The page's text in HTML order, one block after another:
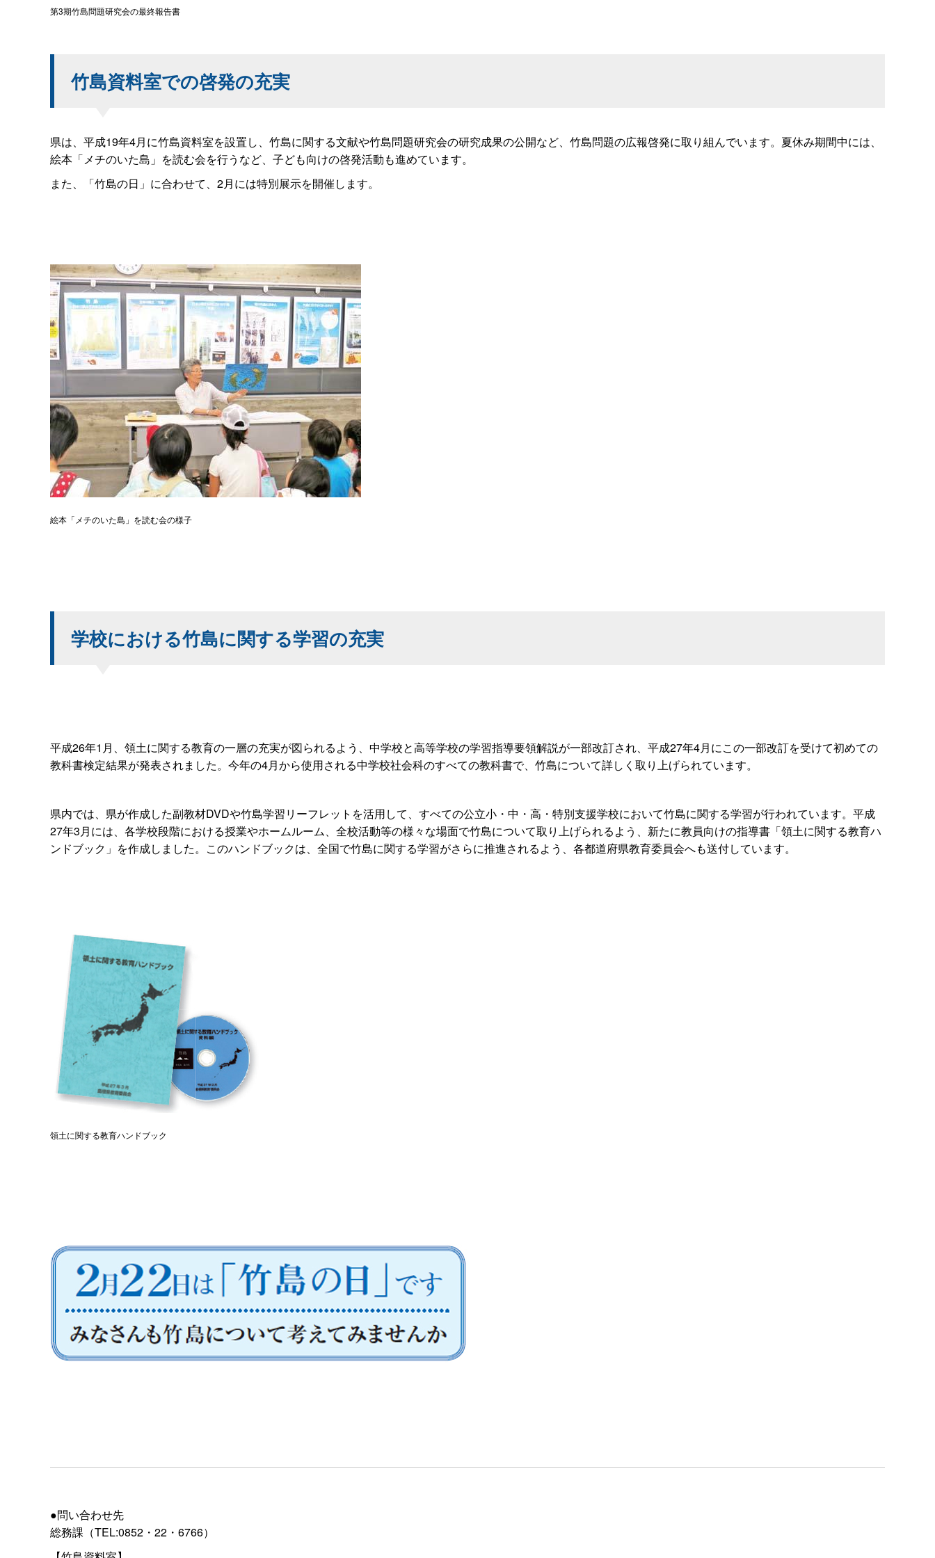
第3期竹島問題研究会の最終報告書
竹島資料室での啓発の充実
県は、平成19年4月に竹島資料室を設置し、竹島に関する文献や竹島問題研究会の研究成果の公開など、竹島問題の広報啓発に取り組んでいます。夏休み期間中には、
絵本「メチのいた島」を読む会を行うなど、子ども向けの啓発活動も進めています。
また、「竹島の日」に合わせて、2月には特別展示を開催します。
絵本「メチのいた島」を読む会の様子
学校における竹島に関する学習の充実
平成26年1月、領土に関する教育の一層の充実が図られるよう、中学校と高等学校の学習指導要領解説が一部改訂され、平成27年4月にこの一部改訂を受けて初めての
教科書検定結果が発表されました。今年の4月から使用される中学校社会科のすべての教科書で、竹島について詳しく取り上げられています。
県内では、県が作成した副教材DVDや竹島学習リーフレットを活用して、すべての公立小・中・高・特別支援学校において竹島に関する学習が行われています。平成
27年3月には、各学校段階における授業やホームルーム、全校活動等の様々な場面で竹島について取り上げられるよう、新たに教員向けの指導書「領土に関する教育ハ
ンドブック」を作成しました。このハンドブックは、全国で竹島に関する学習がさらに推進されるよう、各都道府県教育委員会へも送付しています。
領土に関する教育ハンドブック
●問い合わせ先
総務課（TEL:0852・22・6766）